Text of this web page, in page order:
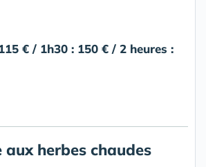
€ / 1h30 : 150 € / 2 heures :
aux herbes chaudes